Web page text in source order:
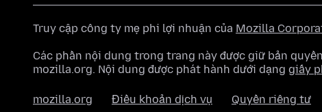
Truy cập công ty mẹ phi lợi nhuận của Mozilla
Các phần nội dung trong trang này được giữ bản
mozilla.org. Nội dung được phát hành dưới dạng giấy
mozilla.org Điều khoản dịch vụ Quyền riêng tư